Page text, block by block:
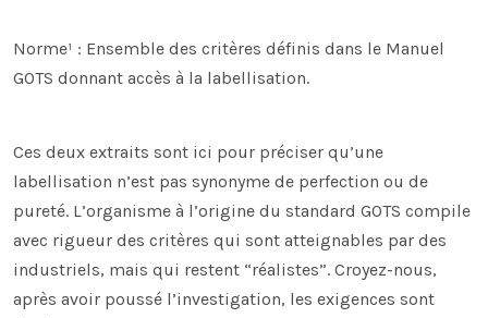
Norme¹ : Ensemble des critères définis dans le Manuel
GOTS donnant accès à la labellisation.
Ces deux extraits sont ici pour préciser qu’une
labellisation n’est pas synonyme de perfection ou de
pureté. L’organisme à l’origine du standard GOTS compile
avec rigueur des critères qui sont atteignables par des
industriels, mais qui restent “réalistes”. Croyez-nous,
après avoir poussé l’investigation, les exigences sont